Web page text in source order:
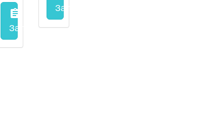
assignment
Запись на прием
Запись на прием